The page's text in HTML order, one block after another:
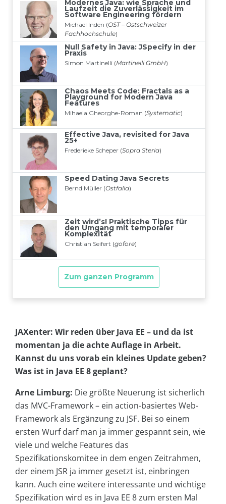
JAXenter: Wir reden über Java EE – und da ist
momentan ja die achte Auflage in Arbeit.
Kannst du uns vorab ein kleines Update geben?
Was ist in Java EE 8 geplant?
Arne Limburg: Die größte Neuerung ist sicherlich
das MVC-Framework – ein action-basiertes Web-
Framework als Ergänzung zu JSF. Bei so einem
ersten Wurf darf man ja immer gespannt sein, wie
viele und welche Features das
Spezifikationskomitee in dem engen Zeitrahmen,
der einem JSR ja immer gesetzt ist, einbringen
kann. Auch eine weitere interessante und wichtige
Spezifikation wird es in Java EE 8 zum ersten Mal